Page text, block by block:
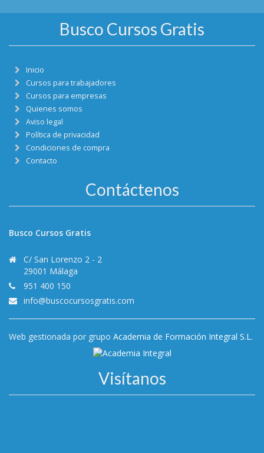
Busco Cursos Gratis
Inicio
Cursos para trabajadores
Cursos para empresas
Quienes somos
Aviso legal
Política de privacidad
Condiciones de compra
Contacto
Contáctenos
Busco Cursos Gratis
C/ San Lorenzo 2 - 2
29001 Málaga
951 400 150
info@buscocursosgratis.com
Web gestionada por grupo Academia de Formación Integral S.L.
Visítanos